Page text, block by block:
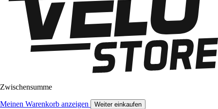
Zwischensumme
Meinen Warenkorb anzeigen Weiter einkaufen